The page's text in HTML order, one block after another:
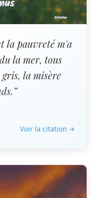
la pauvreté m'a
la mer, tous
la misère
Voir la citation →